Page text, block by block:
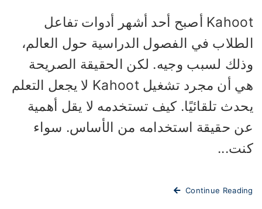
Kahoot أصبح أحد أشهر أدوات تفاعل
في الفصول الدراسية حول العالم،
لسبب وجيه. لكن الحقيقة الصريحة
هي أن مجرد تشغيل Kahoot لا يجعل التعلم
تلقائيًا. كيف تستخدمه لا يقل أهمية
حقيقة استخدامه من الأساس. سواء
Continue